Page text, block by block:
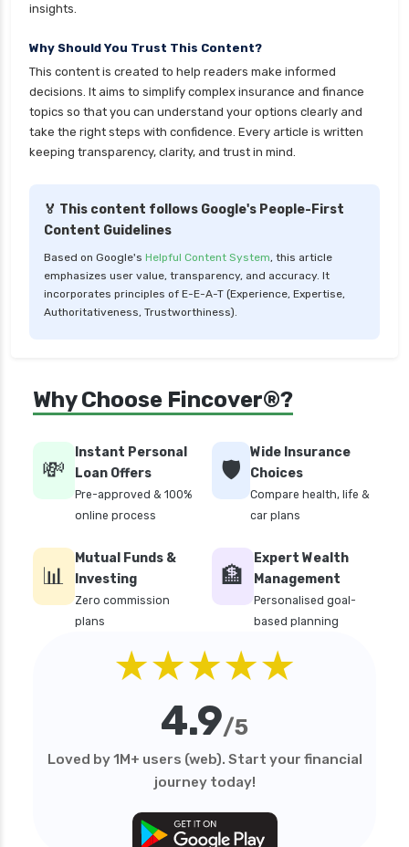
health insurance tax benefits 80d
health insurance thane
health insurance tirunelveli
health insurance top up plan comparison
health insurance udaipur
health insurance vadodara
health insurance varanasi
health insurance vs medical insurance
how health insurance works in india
how to apply health insurance in india
how to cancel health insurance policy
how to check star health insurance policy
status
iifl health insurance
individual health insurance policy
irdai health insurance guidelines
is dental treatment covered in health
life insurance vs health insurance
maternity health insurance
mediclaim health insurance
mediclaim vs health insurance
need of health insurance
insights.
Why Should You Trust This Content?
This content is created to help readers make informed
decisions. It aims to simplify complex insurance and finance
topics so that you can understand your options clearly and
take the right steps with confidence. Every article is written
keeping transparency, clarity, and trust in mind.
🏅 This content follows Google's People-First
Content Guidelines
Based on Google's Helpful Content System, this article
emphasizes user value, transparency, and accuracy. It
incorporates principles of E-E-A-T (Experience, Expertise,
Authoritativeness, Trustworthiness).
Why Choose Fincover®?
💸
Instant Personal
Loan Offers
Pre-approved & 100%
online process
🛡️
Wide Insurance
Choices
Compare health, life &
car plans
📊
Mutual Funds &
Investing
Zero commission
plans
🏦
Expert Wealth
Management
Personalised goal-
based planning
★★★★★
4.9/5
Loved by 1M+ users (web). Start your financial
journey today!